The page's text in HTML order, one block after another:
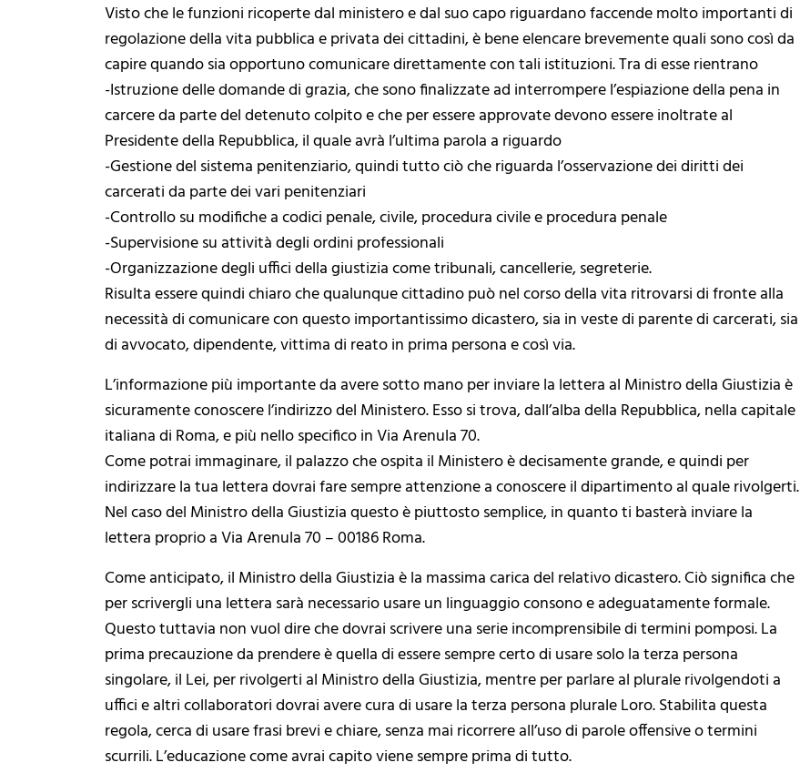
Visto che le funzioni ricoperte dal ministero e dal suo capo riguardano faccende molto importanti di
regolazione della vita pubblica e privata dei cittadini, è bene elencare brevemente quali sono così da
capire quando sia opportuno comunicare direttamente con tali istituzioni. Tra di esse rientrano
-Istruzione delle domande di grazia, che sono finalizzate ad interrompere l’espiazione della pena in
carcere da parte del detenuto colpito e che per essere approvate devono essere inoltrate al
Presidente della Repubblica, il quale avrà l’ultima parola a riguardo
-Gestione del sistema penitenziario, quindi tutto ciò che riguarda l’osservazione dei diritti dei
carcerati da parte dei vari penitenziari
-Controllo su modifiche a codici penale, civile, procedura civile e procedura penale
-Supervisione su attività degli ordini professionali
-Organizzazione degli uffici della giustizia come tribunali, cancellerie, segreterie.
Risulta essere quindi chiaro che qualunque cittadino può nel corso della vita ritrovarsi di fronte alla
necessità di comunicare con questo importantissimo dicastero, sia in veste di parente di carcerati, sia
di avvocato, dipendente, vittima di reato in prima persona e così via.
L’informazione più importante da avere sotto mano per inviare la lettera al Ministro della Giustizia è
sicuramente conoscere l’indirizzo del Ministero. Esso si trova, dall’alba della Repubblica, nella capitale
italiana di Roma, e più nello specifico in Via Arenula 70.
Come potrai immaginare, il palazzo che ospita il Ministero è decisamente grande, e quindi per
indirizzare la tua lettera dovrai fare sempre attenzione a conoscere il dipartimento al quale rivolgerti.
Nel caso del Ministro della Giustizia questo è piuttosto semplice, in quanto ti basterà inviare la
lettera proprio a Via Arenula 70 – 00186 Roma.
Come anticipato, il Ministro della Giustizia è la massima carica del relativo dicastero. Ciò significa che
per scrivergli una lettera sarà necessario usare un linguaggio consono e adeguatamente formale.
Questo tuttavia non vuol dire che dovrai scrivere una serie incomprensibile di termini pomposi. La
prima precauzione da prendere è quella di essere sempre certo di usare solo la terza persona
singolare, il Lei, per rivolgerti al Ministro della Giustizia, mentre per parlare al plurale rivolgendoti a
uffici e altri collaboratori dovrai avere cura di usare la terza persona plurale Loro. Stabilita questa
regola, cerca di usare frasi brevi e chiare, senza mai ricorrere all’uso di parole offensive o termini
scurrili. L’educazione come avrai capito viene sempre prima di tutto.